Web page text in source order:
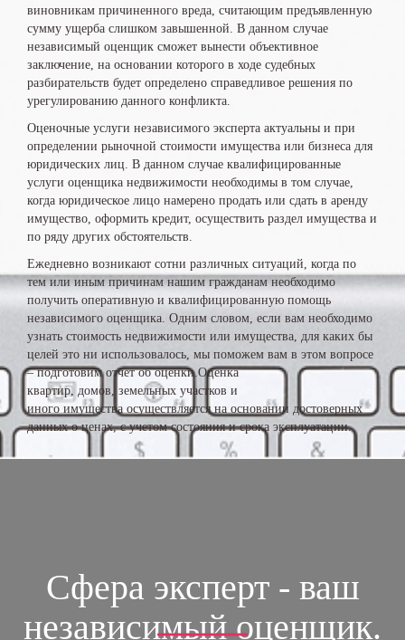
виновникам причиненного вреда, считающим предъявленную
сумму ущерба слишком завышенной. В данном случае
независимый оценщик сможет вынести объективное
заключение, на основании которого в ходе судебных
разбирательств будет определено справедливое решения по
урегулированию данного конфликта.
Оценочные услуги независимого эксперта актуальны и при
определении рыночной стоимости имущества или бизнеса для
юридических лиц. В данном случае квалифицированные
услуги оценщика недвижимости необходимы в том случае,
когда юридическое лицо намерено продать или сдать в аренду
имущество, оформить кредит, осуществить раздел имущества и
по ряду других обстоятельств.
Ежедневно возникают сотни различных ситуаций, когда по
тем или иным причинам нашим гражданам необходимо
получить оперативную и квалифицированную помощь
независимого оценщика. Одним словом, если вам необходимо
узнать стоимость недвижимости или имущества, для каких бы
целей это ни использовалось, мы поможем вам в этом вопросе
– подготовим отчет об оценки.Оценка
квартир, домов, земельных участков и
иного имущества осуществляется на основании достоверных
данных о ценах, с учетом состояния и срока эксплуатации.
Сфера эксперт - ваш
независимый оценщик.